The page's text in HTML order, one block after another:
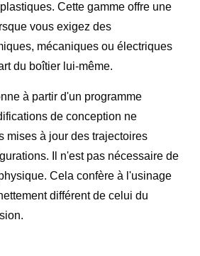
Cette gamme offre une
vous exigez des
mécaniques ou électriques
du boîtier lui-même.
à partir d'un programme
de conception ne
mises à jour des trajectoires
Il n'est pas nécessaire de
Cela confère à l'usinage
différent de celui du